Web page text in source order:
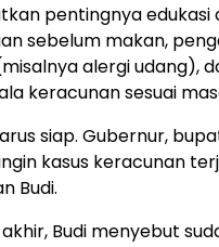
pentingnya edukasi
sebelum makan,
alergi udang),
keracunan sesuai
siap. Gubernur,
kasus keracunan
Budi.
Budi menyebut